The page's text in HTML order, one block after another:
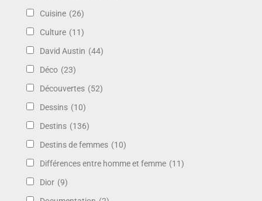
Cuisine (26)
Culture (11)
David Austin (44)
Déco (23)
Découvertes (52)
Dessins (10)
Destins (136)
Destins de femmes (10)
Différences entre homme et femme (11)
Dior (9)